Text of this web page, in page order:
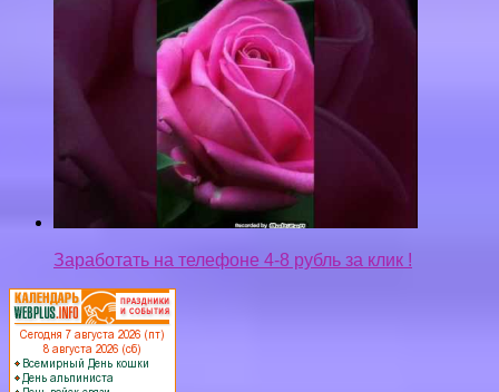
Заработать на телефоне 4-8 рубль за клик !